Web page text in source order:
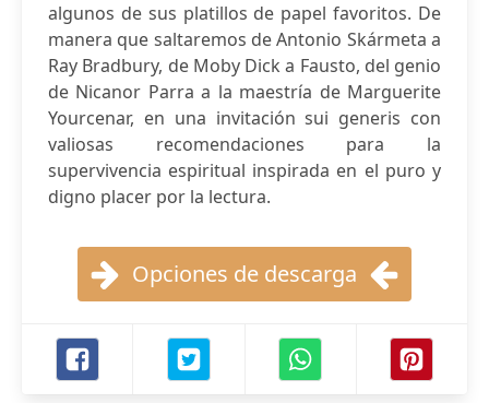
algunos de sus platillos de papel favoritos. De
manera que saltaremos de Antonio Skármeta a
Ray Bradbury, de Moby Dick a Fausto, del genio
de Nicanor Parra a la maestría de Marguerite
Yourcenar, en una invitación sui generis con
valiosas recomendaciones para la
supervivencia espiritual inspirada en el puro y
digno placer por la lectura.
Opciones de descarga